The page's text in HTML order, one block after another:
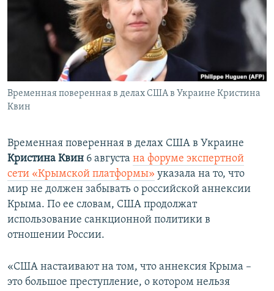
ПОБЕДИТЕЛЕЙ НЕ СУДЯТ?
КРЫМ.НЕПОКОРЕННЫЙ
УКРАИНСКАЯ ПРОБЛЕМА КРЫМА
ПРИСОЕДИНЯЙТЕСЬ!
Все сайты RFE/RL
Временная поверенная в делах США в Украине Кристина
Квин
Временная поверенная в делах США в Украине
Кристина Квин 6 августа на форуме экспертной
сети «Крымской платформы» указала на то, что
мир не должен забывать о российской аннексии
Крыма. По ее словам, США продолжат
использование санкционной политики в
отношении России.
«США настаивают на том, что аннексия Крыма –
это большое преступление, о котором нельзя